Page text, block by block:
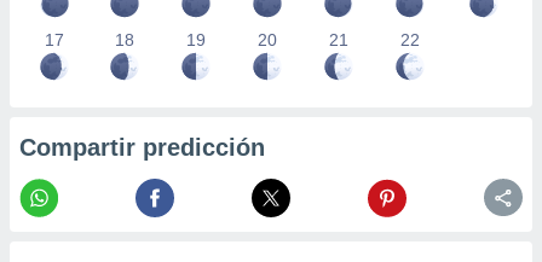
17 18 19 20 21 22
Compartir predicción